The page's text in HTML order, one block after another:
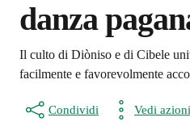
danza
Il culto di Diòniso e di Cibele
facilmente e favorevolmente
Condividi Vedi azioni